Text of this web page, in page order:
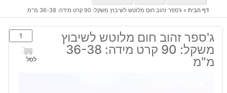
דף הבית» ג'ספר זהוב חום מלוטש לשיבוץ משקל: 90 קרט מידה: 36-38 מ"מ
ג'ספר זהוב חום מלוטש לשיבוץ
משקל: 90 קרט מידה: 36-38
מ"מ
כמות
של
ג'ספר
לסל